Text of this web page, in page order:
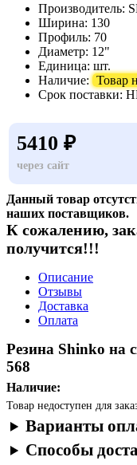
Производитель:
Ширина: 130
Профиль: 70
Диаметр: 12"
Единица: шт.
Наличие: Товар
Срок поставки:
5410 ₽
через сайт
Данный товар
наших поставщиков.
К сожалению,
получится!!!
Описание
Отзывы
Доставка
Оплата
Резина Shinko на
568
Наличие:
Товар недоступен для
Варианты
Способы